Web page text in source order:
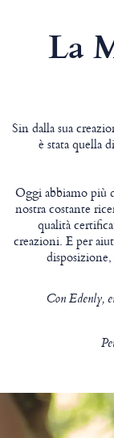
La
Sin dalla sua
è stata quella
Oggi abbiamo più
nostra costante
qualità
creazioni. E per
Con Edenly,